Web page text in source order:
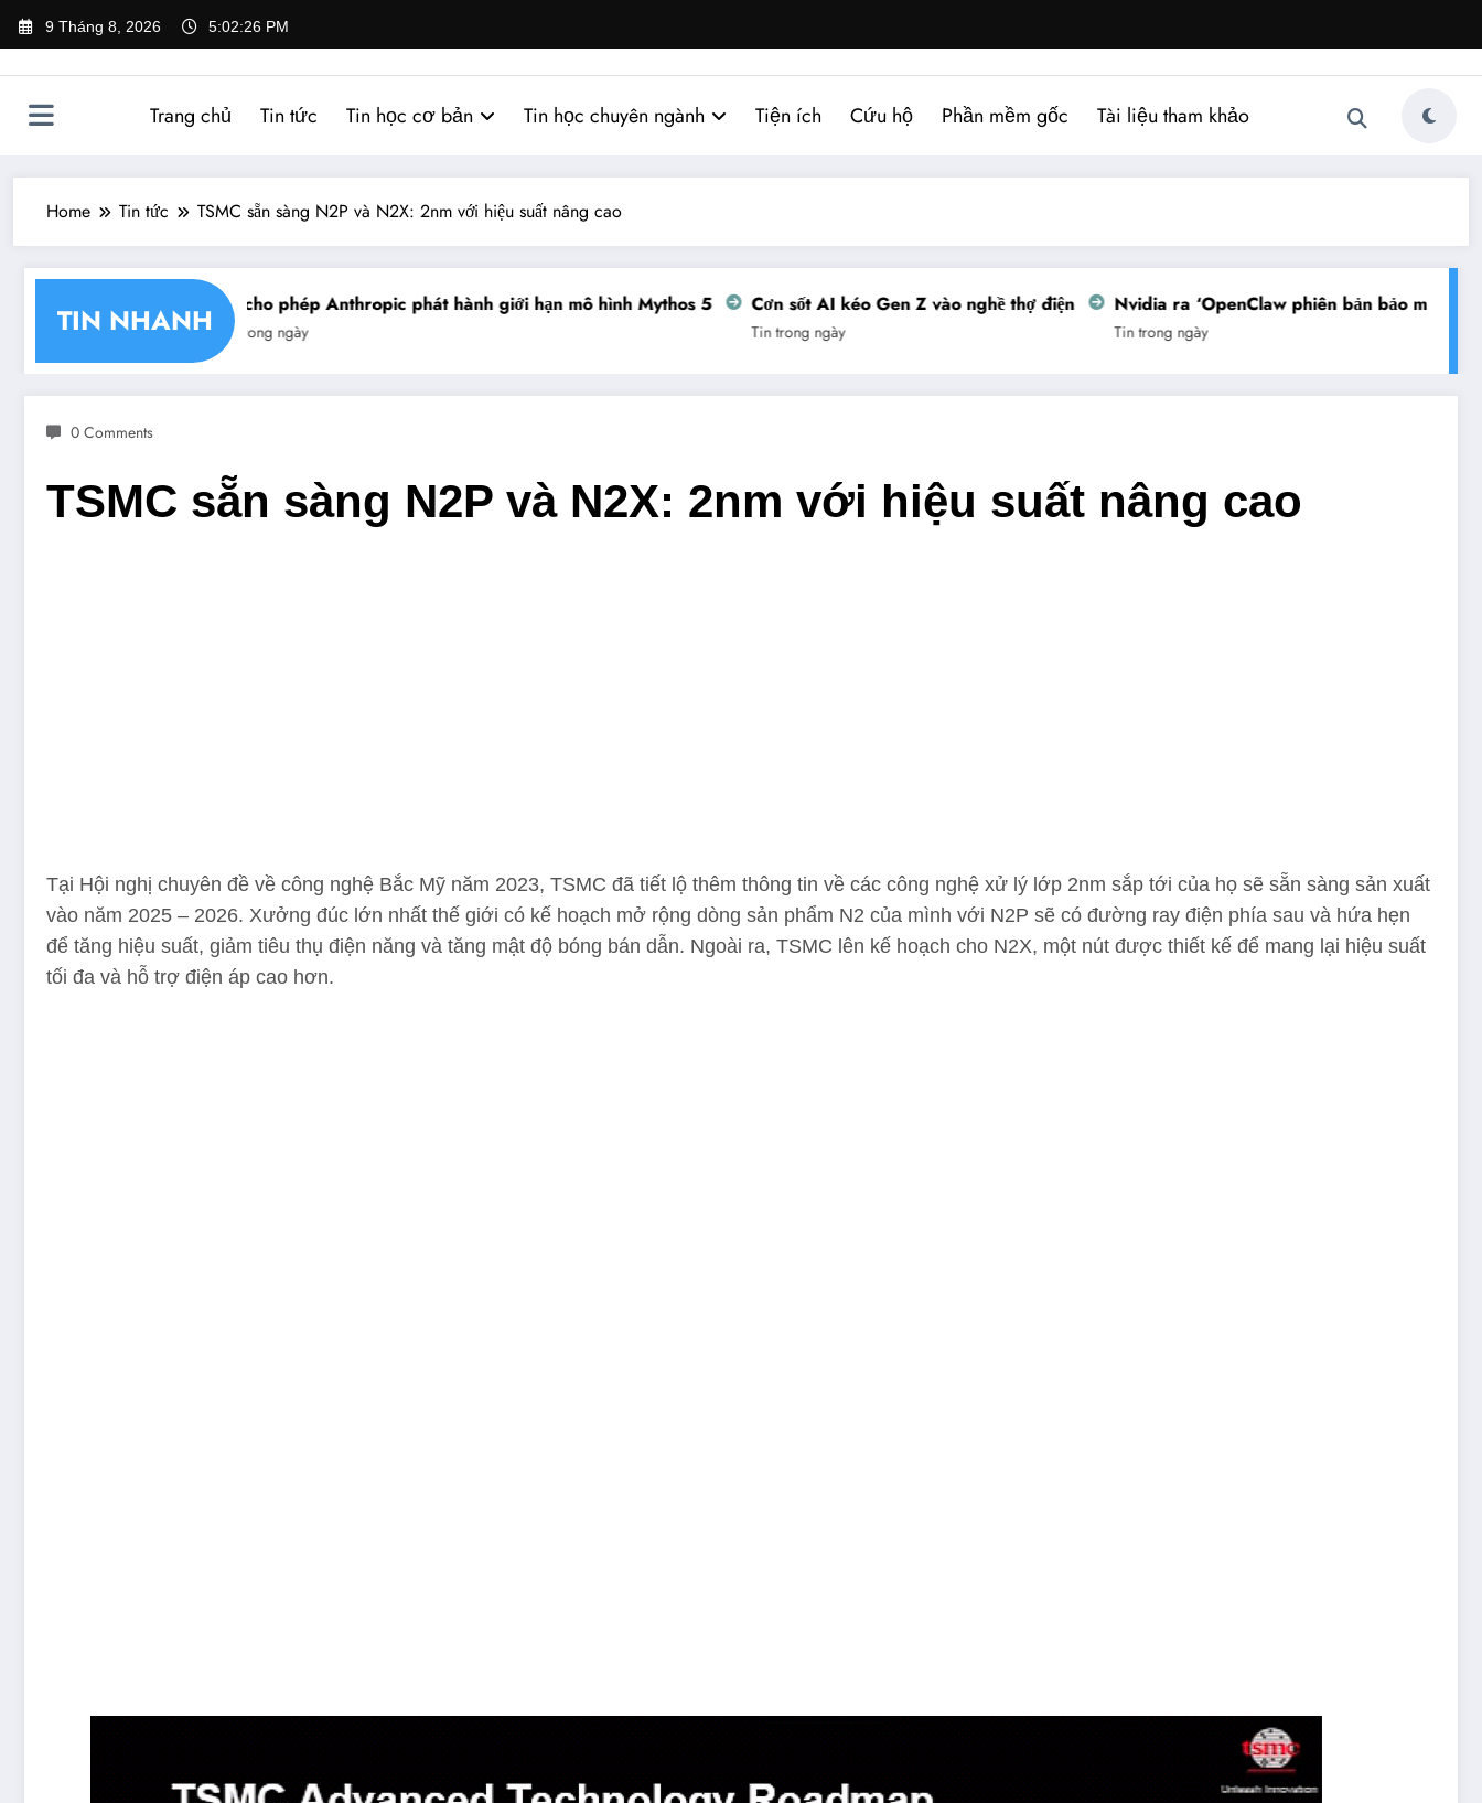
9 Tháng 8, 2026 5:02:27 PM
Trang chủ Tin tức Tin học cơ bản Tin học chuyên ngành Tiện ích Cứu hộ Phần mềm gốc Tài liệu tham khảo
Home Tin tức TSMC sẵn sàng N2P và N2X: 2nm với hiệu suất nâng cao
TIN NHANH
chéo chữ ký số Mỹ cho phép Anthropic phát hành giới hạn mô hình Mythos 5
Tin trong ngày
Cơn sốt AI kéo Gen Z vào nghề thợ điện
Tin trong ngày
Nvidia ra ‘OpenClaw phiên bản bảo mật’
Tin trong ngày
0 Comments
TSMC sẵn sàng N2P và N2X: 2nm với hiệu suất nâng cao
Tại Hội nghị chuyên đề về công nghệ Bắc Mỹ năm 2023, TSMC đã tiết lộ thêm thông tin về các công nghệ xử lý lớp 2nm sắp tới của họ sẽ sẵn sàng sản xuất
vào năm 2025 – 2026. Xưởng đúc lớn nhất thế giới có kế hoạch mở rộng dòng sản phẩm N2 của mình với N2P sẽ có đường ray điện phía sau và hứa hẹn
để tăng hiệu suất, giảm tiêu thụ điện năng và tăng mật độ bóng bán dẫn. Ngoài ra, TSMC lên kế hoạch cho N2X, một nút được thiết kế để mang lại hiệu suất
tối đa và hỗ trợ điện áp cao hơn.